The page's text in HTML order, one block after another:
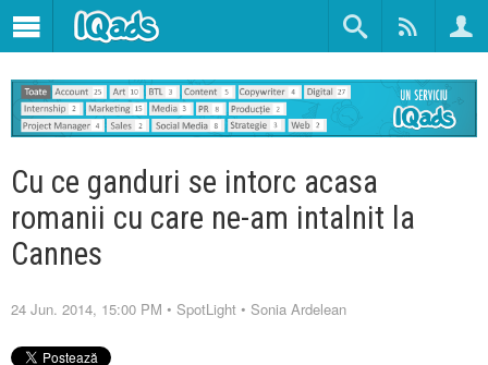
Cu ce ganduri se intorc acasa
romanii cu care ne-am intalnit la
Cannes
24 Jun. 2014, 15:00 PM • SpotLight • Sonia Ardelean